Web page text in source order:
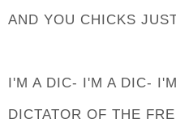
AND YOU CHICKS
I'M A DIC- I'M A DIC-
DICTATOR OF THE